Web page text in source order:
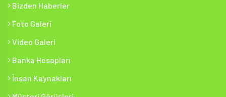
Bizden Haberler
Foto Galeri
Video Galeri
Banka Hesapları
İnsan Kaynakları